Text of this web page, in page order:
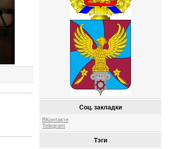
Соц. закладки
ВКонтакте
Telegram
Тэги